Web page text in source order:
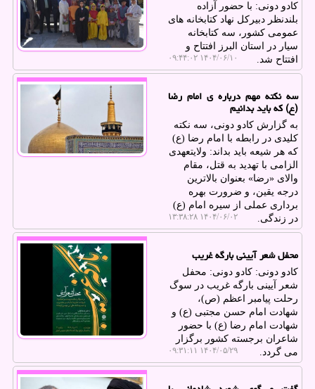
کادو دونی: با حضور آزاده
بلندنظر دبیرکل نهاد کتابخانه های
عمومی کشور، سه کتابخانه
سیار در استان البرز افتتاح و
افتتاح شد.
۱۴۰۴/۰۶/۱۰ ۰۹:۴۴:۰۲
سه نکته مهم درباره ی امام رضا
(ع) که باید بدانیم
به گزارش کادو دونی، سه نکته
کلیدی در رابطه با امام رضا (ع)
که هر شیعه باید بداند: ولایتعهدی
الزامی با تهدید به قتل، مقام
والای «رضا» بعنوان بالاترین
درجه یقین، و ضرورت بهره
برداری عملی از سیره امام (ع)
در زندگی.
۱۴۰۴/۰۶/۰۲ ۱۳:۳۸:۲۸
محفل شعر آیینی بارگه غریب
کادو دونی: کادو دونی: محفل
شعر آیینی بارگه غریب در سوگ
رحلت پیامبر اعظم (ص)،
شهادت امام حسن مجتبی (ع) و
شهادت امام رضا (ع) با حضور
شاعران برجسته کشور برگزار
می گردد.
۱۴۰۴/۰۵/۲۹ ۰۹:۳۱:۱۱